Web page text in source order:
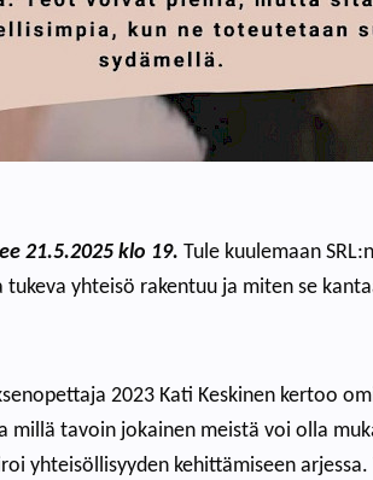
21.5.2025 klo 19. Tule kuulemaan
yhteisö rakentuu ja miten se
2023 Kati Keskinen kertoo
millä tavoin jokainen meistä voi olla
yhteisöllisyyden kehittämiseen